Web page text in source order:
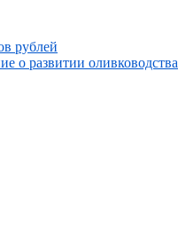
рублей
о развитии оливководства